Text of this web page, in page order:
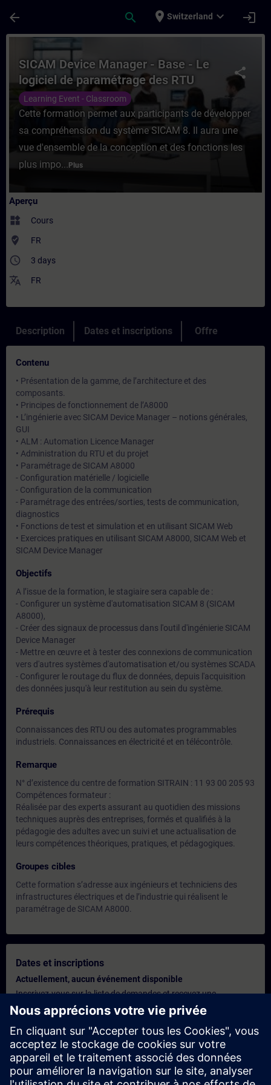
arrow_back search place Switzerland expand_more login
Cours - SICAM Device Manager - Base
share
SICAM Device Manager - Base - Le
logiciel de paramétrage des RTU
SICAM A8000
Learning Event - Classroom
Cette formation permet aux participants de développer
sa compréhension du système SICAM 8. Il aura une
vue d'ensemble de la conception et des fonctions les
plus impo... Plus
Aperçu
widgets Cours
where_to_vote FR
access_time 3 days
translate FR
Description Dates et inscriptions Offre
Contenu
• Présentation de la gamme, de l’architecture et des
composants.
• Principes de fonctionnement de l’A8000
• L’ingénierie avec SICAM Device Manager – notions générales,
GUI
• ALM : Automation Licence Manager
• Administration du RTU et du projet
• Paramétrage de SICAM A8000
- Configuration matérielle / logicielle
- Configuration de la communication
- Paramétrage des entrées/sorties, tests de communication,
diagnostics
• Fonctions de test et simulation et en utilisant SICAM Web
• Exercices pratiques en utilisant SICAM A8000, SICAM Web et
SICAM Device Manager
Objectifs
A l’issue de la formation, le stagiaire sera capable de :
- Configurer un système d'automatisation SICAM 8 (SICAM
A8000),
- Créer des signaux de processus dans l'outil d'ingénierie SICAM
Device Manager
- Mettre en œuvre et à tester des connexions de communication
vers d'autres systèmes d'automatisation et/ou systèmes SCADA
- Configurer le routage du flux de données, depuis l'acquisition
des données jusqu'à leur restitution au sein du système.
Prérequis
Connaissances des RTU ou des automates programmables
industriels. Connaissances en électricité et en télécontrôle.
Remarque
N° d’existence du centre de formation SITRAIN : 11 93 00 205 93
Compétences formateur :
Réalisée par des experts assurant au quotidien des missions
techniques auprès des entreprises, formés et qualifiés à la
pédagogie des adultes avec un suivi et une actualisation de
leurs compétences théoriques, pratiques, et pédagogiques.
Groupes cibles
Cette formation s’adresse aux ingénieurs et techniciens des
infrastructures électriques et de l’industrie qui réalisent le
paramétrage de SICAM A8000.
Dates et inscriptions
Actuellement, aucun événement disponible
Inscrivez-vous sur la liste de demandes et recevez une
notification dès que de nouvelles dates sont disponibles.
Activer le service de notification
Offre personnalisée